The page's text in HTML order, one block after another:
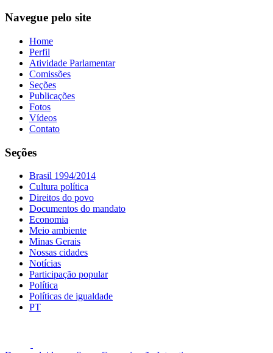
Navegue pelo site
Home
Perfil
Atividade Parlamentar
Comissões
Seções
Publicações
Fotos
Vídeos
Contato
Seções
Brasil 1994/2014
Cultura política
Direitos do povo
Documentos do mandato
Economia
Meio ambiente
Minas Gerais
Nossas cidades
Notícias
Participação popular
Política
Políticas de igualdade
PT